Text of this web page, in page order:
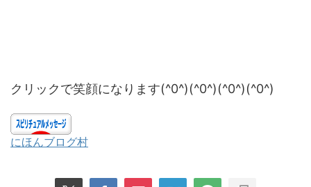
クリックで笑顔になります(^0^)(^0^)(^0^)(^0^)
にほんブログ村